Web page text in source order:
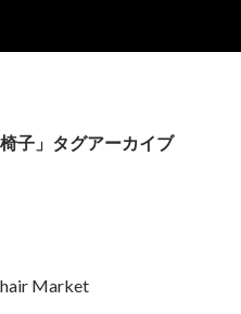
子」タグアーカイブ
Market